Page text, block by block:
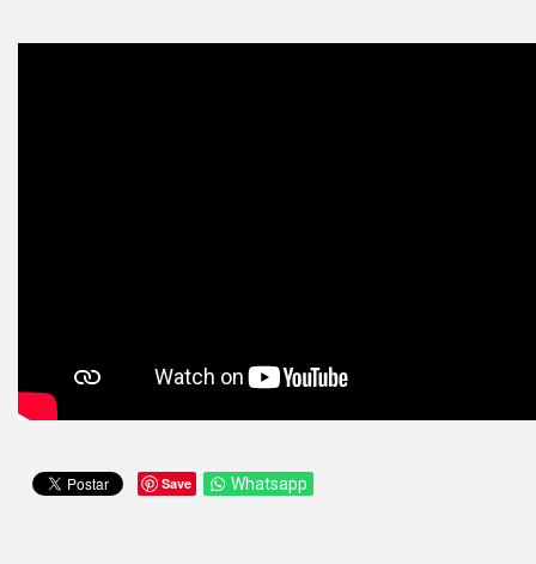
Save Whatsapp